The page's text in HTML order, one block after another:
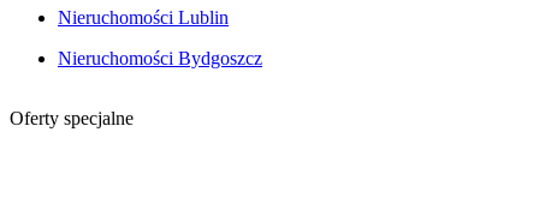
Nieruchomości Lublin
Nieruchomości Bydgoszcz
Oferty specjalne